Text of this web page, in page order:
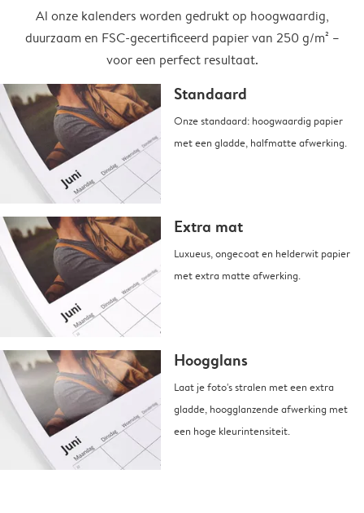
Al onze kalenders worden gedrukt op hoogwaardig,
duurzaam en FSC-gecertificeerd papier van 250 g/m² –
voor een perfect resultaat.
Standaard
Onze standaard: hoogwaardig papier
met een gladde, halfmatte afwerking.
Extra mat
Luxueus, ongecoat en helderwit papier
met extra matte afwerking.
Hoogglans
Laat je foto's stralen met een extra
gladde, hoogglanzende afwerking met
een hoge kleurintensiteit.